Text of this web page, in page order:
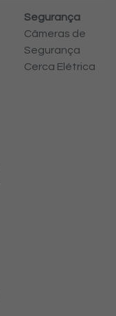
Segurança
Câmeras de
Segurança
Cerca Elétrica